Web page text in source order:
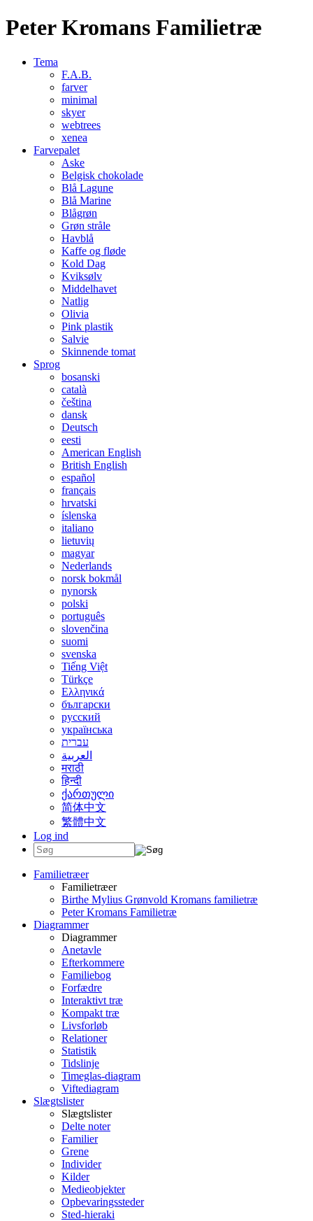
Peter Kromans Familietræ
Tema
F.A.B.
farver
minimal
skyer
webtrees
xenea
Farvepalet
Aske
Belgisk chokolade
Blå Lagune
Blå Marine
Blågrøn
Grøn stråle
Havblå
Kaffe og fløde
Kold Dag
Kviksølv
Middelhavet
Natlig
Olivia
Pink plastik
Salvie
Skinnende tomat
Sprog
bosanski
català
čeština
dansk
Deutsch
eesti
American English
British English
español
français
hrvatski
íslenska
italiano
lietuvių
magyar
Nederlands
norsk bokmål
nynorsk
polski
português
slovenčina
suomi
svenska
Tiếng Việt
Türkçe
Ελληνικά
български
русский
українська
עברית
العربية
मराठी
हिन्दी
ქართული
简体中文
繁體中文
Log ind
Familietræer
Familietræer
Birthe Mylius Grønvold Kromans familietræ
Peter Kromans Familietræ
Diagrammer
Diagrammer
Anetavle
Efterkommere
Familiebog
Forfædre
Interaktivt træ
Kompakt træ
Livsforløb
Relationer
Statistik
Tidslinje
Timeglas-diagram
Viftediagram
Slægtslister
Slægtslister
Delte noter
Familier
Grene
Individer
Kilder
Medieobjekter
Opbevaringssteder
Sted-hieraki